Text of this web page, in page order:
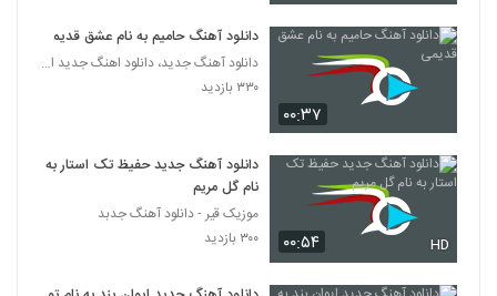
101
آهنگ علی پارسا بنام بمون واسم
۴,۹۹۸ بازدید
آهنگ بد نشو از محمد چناری(پاپ)
۷۷۱ بازدید
دانلود آهنگ تریپل بند مال منی
آهنگ سالار (جدید) بنام دستامو ول نکن
۰۰:۳۷
دانلود آهنگ حامیم به نام عشق قدیمی
دانلود آهنگ جدید، دانلود اهنگ جدید ایرانی
۳۳۰ بازدید
۰۰:۵۴ HD
دانلود آهنگ جدید حفیظ تک استار به
نام گل مریم
موزیک قیر - دانلود آهنگ جدبد
۳۰۰ بازدید